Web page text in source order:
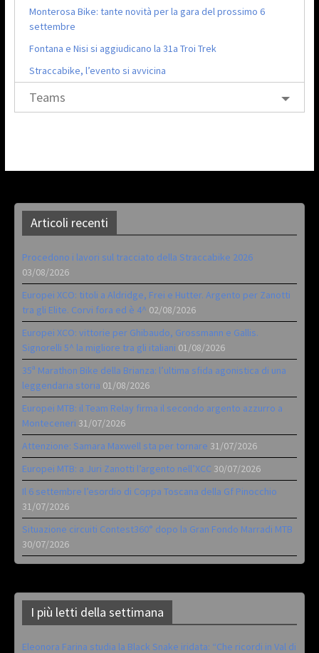
Monterosa Bike: tante novità per la gara del prossimo 6
settembre
Fontana e Nisi si aggiudicano la 31a Troi Trek
Straccabike, l’evento si avvicina
Teams
Articoli recenti
Procedono i lavori sul tracciato della Straccabike 2026
03/08/2026
Europei XCO: titoli a Aldridge, Frei e Hutter. Argento per Zanotti
tra gli Elite. Corvi fora ed è 4^ 02/08/2026
Europei XCO: vittorie per Ghibaudo, Grossmann e Gallis.
Signorelli 5^ la migliore tra gli italiani 01/08/2026
35ª Marathon Bike della Brianza: l’ultima sfida agonistica di una
leggendaria storia 01/08/2026
Europei MTB: il Team Relay firma il secondo argento azzurro a
Monteceneri 31/07/2026
Attenzione: Samara Maxwell sta per tornare 31/07/2026
Europei MTB: a Juri Zanotti l’argento nell’XCC 30/07/2026
Il 6 settembre l’esordio di Coppa Toscana della Gf Pinocchio
31/07/2026
Situazione circuiti Contest360° dopo la Gran Fondo Marradi MTB
30/07/2026
I più letti della settimana
Eleonora Farina studia la Black Snake iridata: “Che ricordi in Val di